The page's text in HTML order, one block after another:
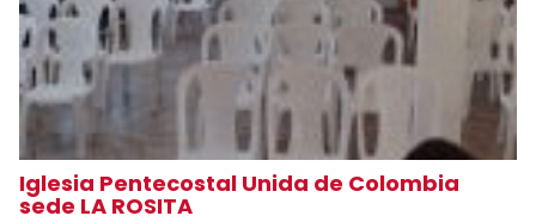
Iglesia Pentecostal Unida de Colombia
sede LA ROSITA